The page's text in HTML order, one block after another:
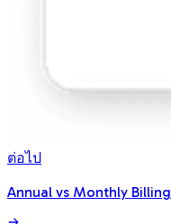
ต่อไป
Annual vs Monthly Billing